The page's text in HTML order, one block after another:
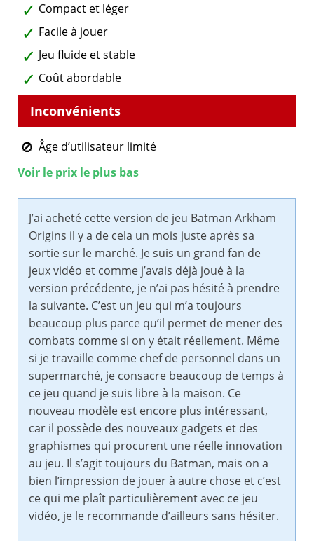
Compact et léger
Facile à jouer
Jeu fluide et stable
Coût abordable
Âge d’utilisateur limité
Voir le prix le plus bas
J’ai acheté cette version de jeu Batman Arkham
Origins il y a de cela un mois juste après sa
sortie sur le marché. Je suis un grand fan de
jeux vidéo et comme j’avais déjà joué à la
version précédente, je n’ai pas hésité à prendre
la suivante. C’est un jeu qui m’a toujours
beaucoup plus parce qu’il permet de mener des
combats comme si on y était réellement. Même
si je travaille comme chef de personnel dans un
supermarché, je consacre beaucoup de temps à
ce jeu quand je suis libre à la maison. Ce
nouveau modèle est encore plus intéressant,
car il possède des nouveaux gadgets et des
graphismes qui procurent une réelle innovation
au jeu. Il s’agit toujours du Batman, mais on a
bien l’impression de jouer à autre chose et c’est
ce qui me plaît particulièrement avec ce jeu
vidéo, je le recommande d’ailleurs sans hésiter.